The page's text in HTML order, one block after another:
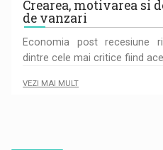
Crearea, motivarea si
de vanzari
Economia post recesiune
dintre cele mai critice fiind
VEZI MAI MULT